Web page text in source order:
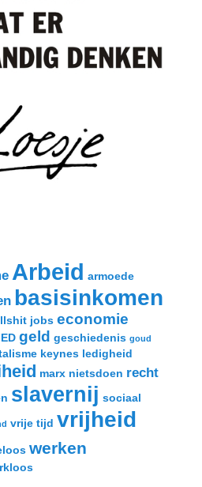
Arbeid armoede
basisinkomen
jobs economie
geld geschiedenis goud
keynes ledigheid
marx nietsdoen recht
slavernij sociaal
vrije tijd vrijheid
werken